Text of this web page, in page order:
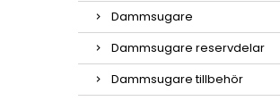
Dammsugare
Dammsugare reservdelar
Dammsugare tillbehör